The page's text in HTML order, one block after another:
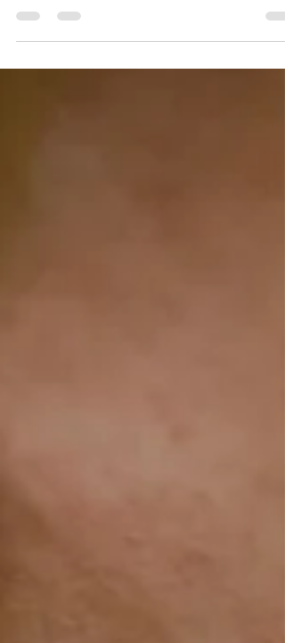
Wenn Schlaf nicht reicht – und du dich fragst, ob